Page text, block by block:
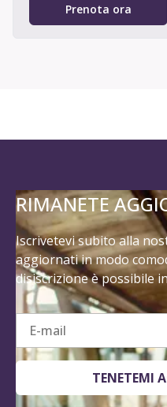
Prenota ora
RIMANETE
Iscrivetevi subito alla
aggiornati in modo
disiscrizione è possibile
E-mail
TENETEMI